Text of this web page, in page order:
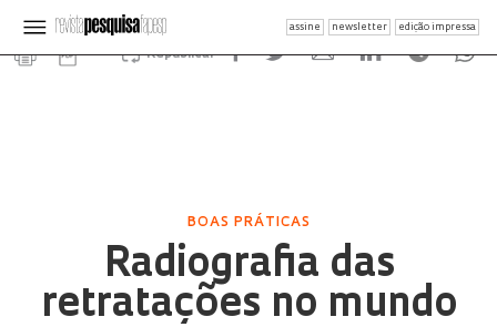
assine newsletter edição impressa
Republicar
BOAS PRÁTICAS
Radiografia das
retratações no mundo